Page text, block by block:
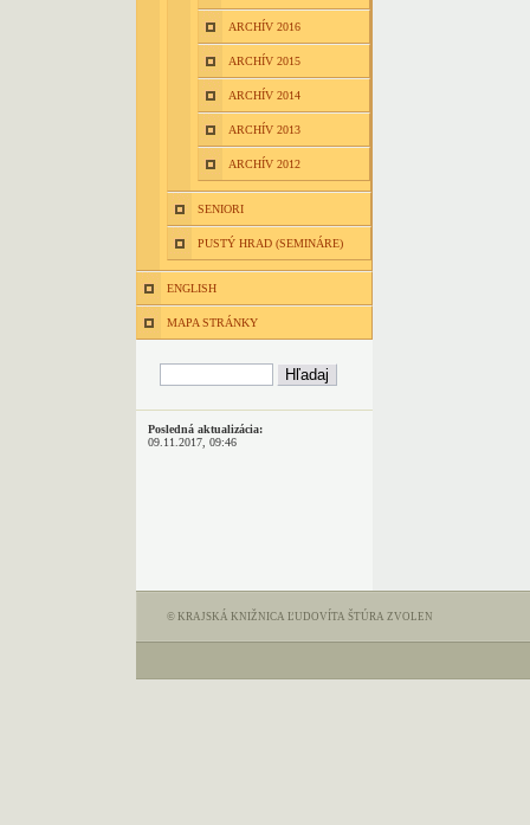
ARCHÍV 2016
ARCHÍV 2015
ARCHÍV 2014
ARCHÍV 2013
ARCHÍV 2012
SENIORI
PUSTÝ HRAD (SEMINÁRE)
ENGLISH
MAPA STRÁNKY
Posledná aktualizácia:
09.11.2017, 09:46
© KRAJSKÁ KNIŽNICA ĽUDOVÍTA ŠTÚRA ZVOLEN